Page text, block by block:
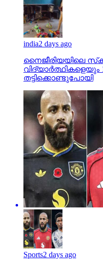
india2 days ago
നൈജീരിയയിലെ
തട്ടിക്കൊണ്ടുപോയി
Sports2 days ago